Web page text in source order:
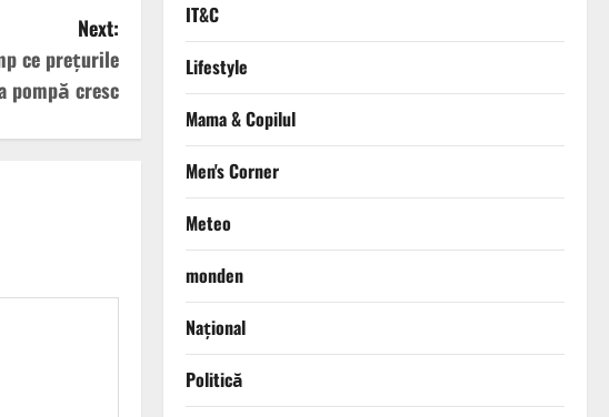
Next:
ce prețurile
pompă cresc
IT&C
Lifestyle
Mama & Copilul
Men's Corner
Meteo
monden
Național
Politică